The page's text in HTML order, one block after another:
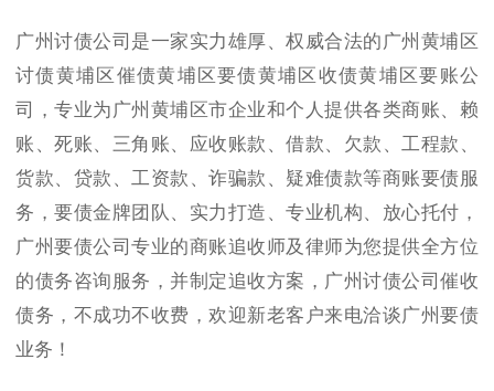
广州讨债公司是一家实力雄厚、权威合法的广州黄埔区
讨债黄埔区催债黄埔区要债黄埔区收债黄埔区要账公
司，专业为广州黄埔区市企业和个人提供各类商账、赖
账、死账、三角账、应收账款、借款、欠款、工程款、
货款、贷款、工资款、诈骗款、疑难债款等商账要债服
务，要债金牌团队、实力打造、专业机构、放心托付，
广州要债公司专业的商账追收师及律师为您提供全方位
的债务咨询服务，并制定追收方案，广州讨债公司催收
债务，不成功不收费，欢迎新老客户来电洽谈广州要债
业务！